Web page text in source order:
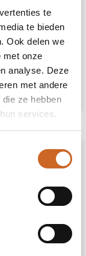
te
te bieden
Ook delen we
met onze
analyse. Deze
met andere
ze hebben
services.
wat je
een advies
met klep.
Het